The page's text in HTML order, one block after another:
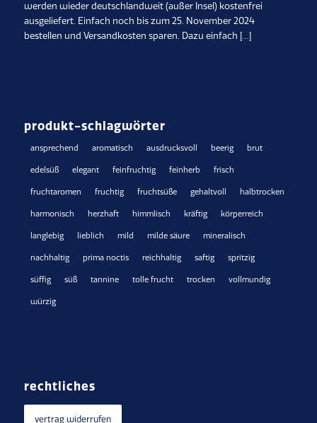
werden wieder deutschlandweit (außer Insel) kostenfrei
ausgeliefert. Einfach noch bis zum 25. November 2024
bestellen und Versandkosten sparen. Dazu einfach […]
produkt-schlagwörter
ansprechend aromatisch ausdrucksvoll beerig brut
edelsüß elegant feinfruchtig feinherb frisch
fruchtaromen fruchtig fruchtsüße gehaltvoll halbtrocken
harmonisch herzhaft himmlisch kräftig körperreich
langlebig lieblich mild milde säure mineralisch
nachhaltig prima noctis reichhaltig saftig spritzig
süffig süß tannine tolle frucht trocken vollmundig
würzig
rechtliches
vertrag widerrufen